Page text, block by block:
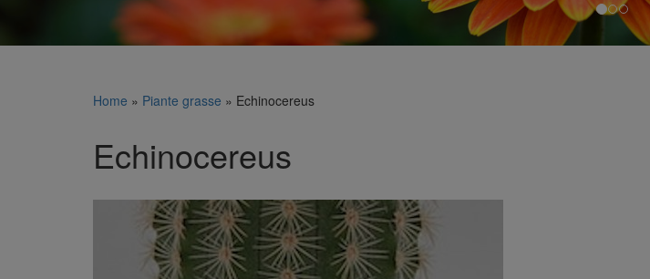
Home » Piante grasse » Echinocereus
Echinocereus